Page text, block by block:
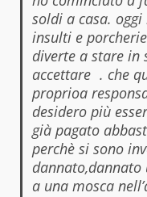
soldi a casa.
insulti e
diverte a stare in
accettare . che
proprioa
desidero più
già pagato
perchè si sono
a una mosca